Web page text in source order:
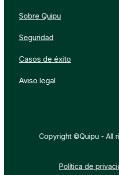
Sobre Quipu
Seguridad
Casos de éxito
Aviso legal
Copyright ©Quipu - All
Política de